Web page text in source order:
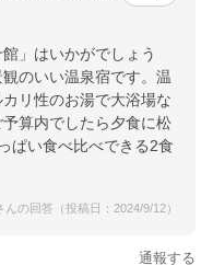
」はいかがでしょう
のいい温泉宿です。温
リ性のお湯で大浴場な
算内でしたら夕食に松
ぱい食べ比べできる2食
の回答（投稿日：2024/9/12）
通報する